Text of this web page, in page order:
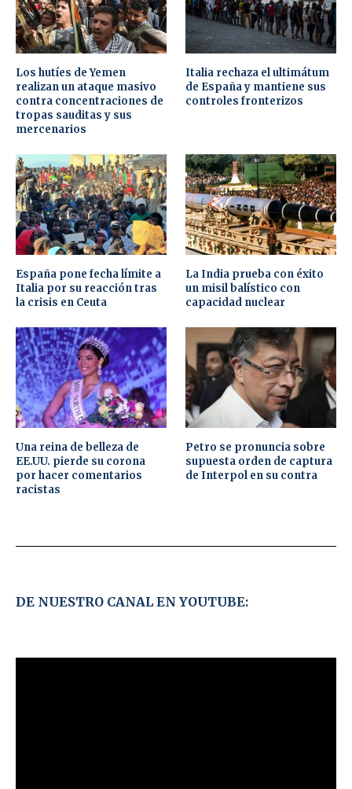
Los hutíes de Yemen
realizan un ataque masivo
contra concentraciones de
tropas sauditas y sus
mercenarios
Italia rechaza el ultimátum
de España y mantiene sus
controles fronterizos
España pone fecha límite a
Italia por su reacción tras
la crisis en Ceuta
La India prueba con éxito
un misil balístico con
capacidad nuclear
Una reina de belleza de
EE.UU. pierde su corona
por hacer comentarios
racistas
Petro se pronuncia sobre
supuesta orden de captura
de Interpol en su contra
DE NUESTRO CANAL EN YOUTUBE: